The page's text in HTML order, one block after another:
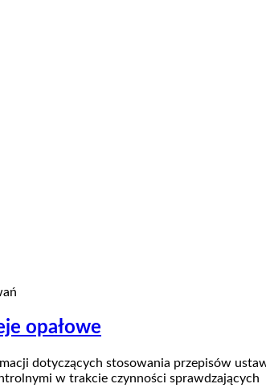
opałowe
dotyczących stosowania przepisów
w trakcie czynności sprawdzających